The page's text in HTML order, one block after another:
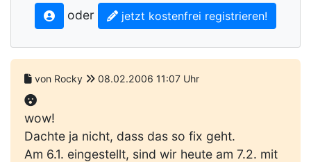
oder jetzt kostenfrei registrieren!
von Rocky 08.02.2006 11:07 Uhr
wow!
Dachte ja nicht, dass das so fix geht.
Am 6.1. eingestellt, sind wir heute am 7.2. mit